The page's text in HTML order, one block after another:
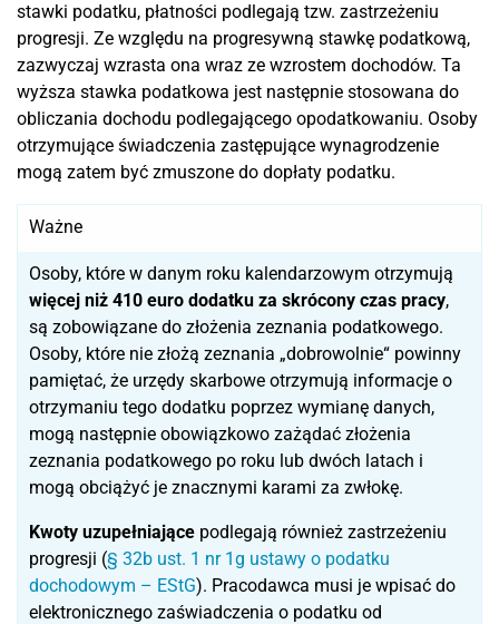
stawki podatku, płatności podlegają tzw. zastrzeżeniu
progresji. Ze względu na progresywną stawkę podatkową,
zazwyczaj wzrasta ona wraz ze wzrostem dochodów. Ta
wyższa stawka podatkowa jest następnie stosowana do
obliczania dochodu podlegającego opodatkowaniu. Osoby
otrzymujące świadczenia zastępujące wynagrodzenie
mogą zatem być zmuszone do dopłaty podatku.
Ważne
Osoby, które w danym roku kalendarzowym otrzymują
więcej niż 410 euro dodatku za skrócony czas pracy,
są zobowiązane do złożenia zeznania podatkowego.
Osoby, które nie złożą zeznania „dobrowolnie“ powinny
pamiętać, że urzędy skarbowe otrzymują informacje o
otrzymaniu tego dodatku poprzez wymianę danych,
mogą następnie obowiązkowo zażądać złożenia
zeznania podatkowego po roku lub dwóch latach i
mogą obciążyć je znacznymi karami za zwłokę.
Kwoty uzupełniające podlegają również zastrzeżeniu
progresji (§ 32b ust. 1 nr 1g ustawy o podatku
dochodowym – EStG). Pracodawca musi je wpisać do
elektronicznego zaświadczenia o podatku od